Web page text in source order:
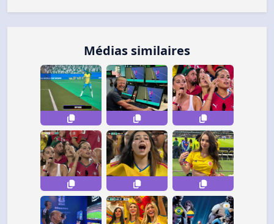
Médias similaires